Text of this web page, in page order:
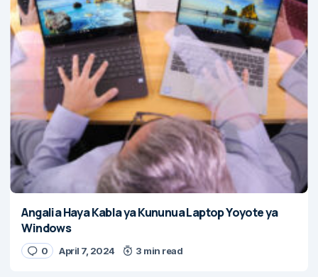
Angalia Haya Kabla ya Kununua Laptop Yoyote ya
Windows
0 April 7, 2024 3 min read